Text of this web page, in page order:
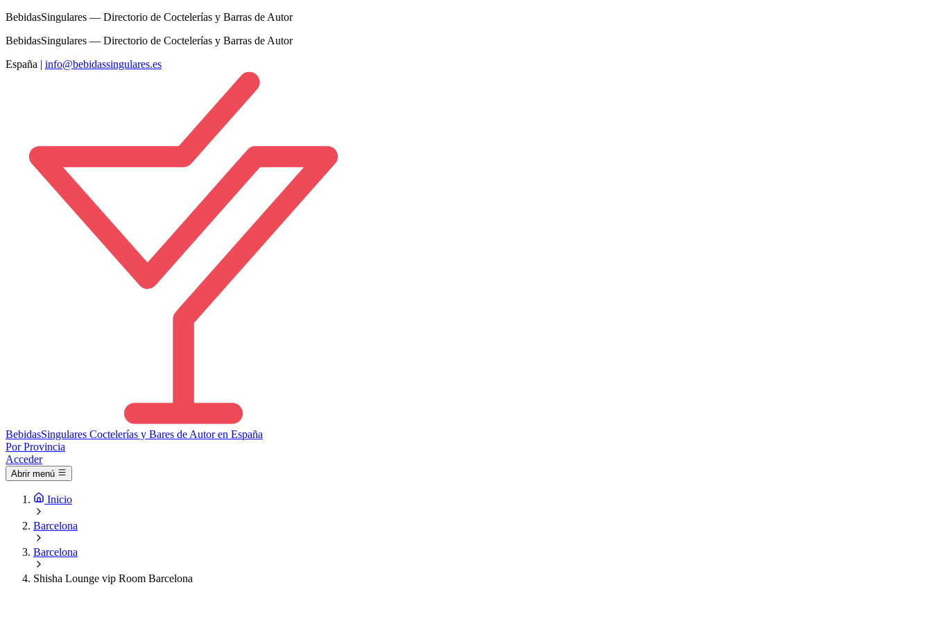
BebidasSingulares — Directorio de Coctelerías y Barras de Autor
BebidasSingulares — Directorio de Coctelerías y Barras de Autor
España | info@bebidassingulares.es
BebidasSingulares Coctelerías y Bares de Autor en España
Por Provincia
Acceder
Abrir menú
Inicio
Barcelona
Barcelona
Shisha Lounge vip Room Barcelona